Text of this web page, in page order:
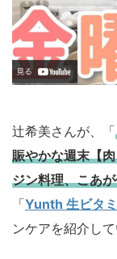
辻希美さんが、「
賑やかな週末【
ジン料理、こあ
「Yunth 生ビタ
ンケアを紹介し